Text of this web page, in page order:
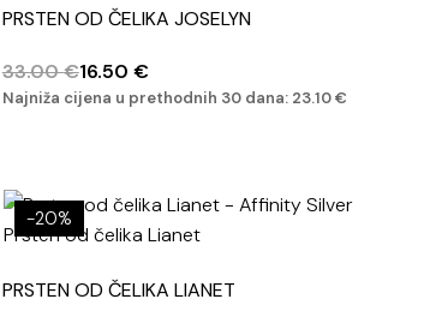
PRSTEN OD ČELIKA JOSELYN
33.00€16.50 €
Najniža cijena u prethodnih 30 dana: 23.10€
PRSTEN OD ČELIKA LIANET
-20%